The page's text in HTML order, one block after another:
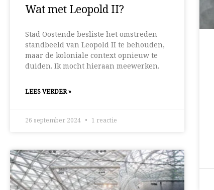
Wat met Leopold II?
Stad Oostende besliste het omstreden
standbeeld van Leopold II te behouden,
maar de koloniale context opnieuw te
duiden. Ik mocht hieraan meewerken.
LEES VERDER »
26 september 2024 1 reactie